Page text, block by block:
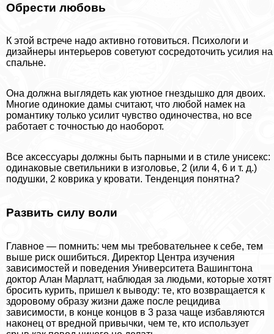
Обрести любовь
К этой встрече надо активно готовиться. Психологи и
дизайнеры интерьеров советуют сосредоточить усилия на
спальне.
Она должна выглядеть как уютное гнездышко для двоих.
Многие одинокие дамы считают, что любой намек на
романтику только усилит чувство одиночества, но все
работает с точностью до наоборот.
Все аксессуары должны быть парными и в стиле униceкc:
одинаковые светильники в изголовье, 2 (или 4, 6 и т. д.)
подушки, 2 коврика у кровати. Тенденция понятна?
Развить силу воли
Главное — помнить: чем мы требовательнее к себе, тем
выше риск ошибиться. Директор Центра изучения
зависимостей и поведения Университета Вашингтона
доктор Алан Марлатт, наблюдая за людьми, которые хотят
бросить курить, пришел к выводу: те, кто возвращается к
здоровому образу жизни даже после рецидива
зависимости, в конце концов в 3 раза чаще избавляются
наконец от вредной привычки, чем те, кто использует